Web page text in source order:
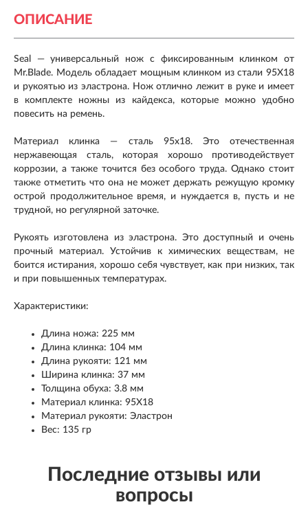
ОПИСАНИЕ
Seal — универсальный нож с фиксированным клинком от
Mr.Blade. Модель обладает мощным клинком из стали 95Х18
и рукоятью из эластрона. Нож отлично лежит в руке и имеет
в комплекте ножны из кайдекса, которые можно удобно
повесить на ремень.
Материал клинка — сталь 95x18. Это отечественная
нержавеющая сталь, которая хорошо противодействует
коррозии, а также точится без особого труда. Однако стоит
также отметить что она не может держать режущую кромку
острой продолжительное время, и нуждается в, пусть и не
трудной, но регулярной заточке.
Рукоять изготовлена из эластрона. Это доступный и очень
прочный материал. Устойчив к химических веществам, не
боится истирания, хорошо себя чувствует, как при низких, так
и при повышенных температурах.
Характеристики:
Длина ножа: 225 мм
Длина клинка: 104 мм
Длина рукояти: 121 мм
Ширина клинка: 37 мм
Толщина обуха: 3.8 мм
Материал клинка: 95X18
Материал рукояти: Эластрон
Вес: 135 гр
Последние отзывы или
вопросы